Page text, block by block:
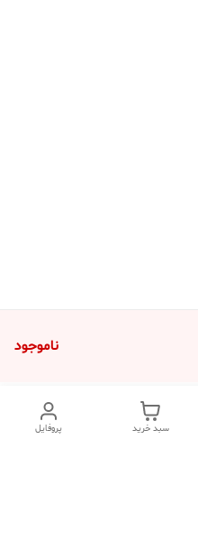
ناموجود
پروفایل سبد خرید